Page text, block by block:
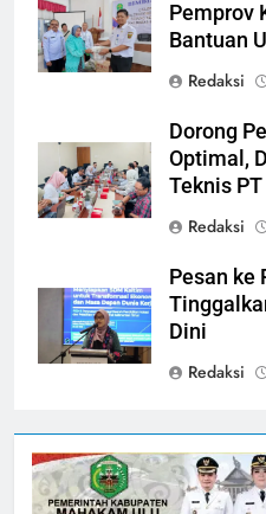
Pemprov
Bantuan
Redaksi
Dorong
Optimal,
Teknis
Redaksi
Pesan ke
Dini
Redaksi